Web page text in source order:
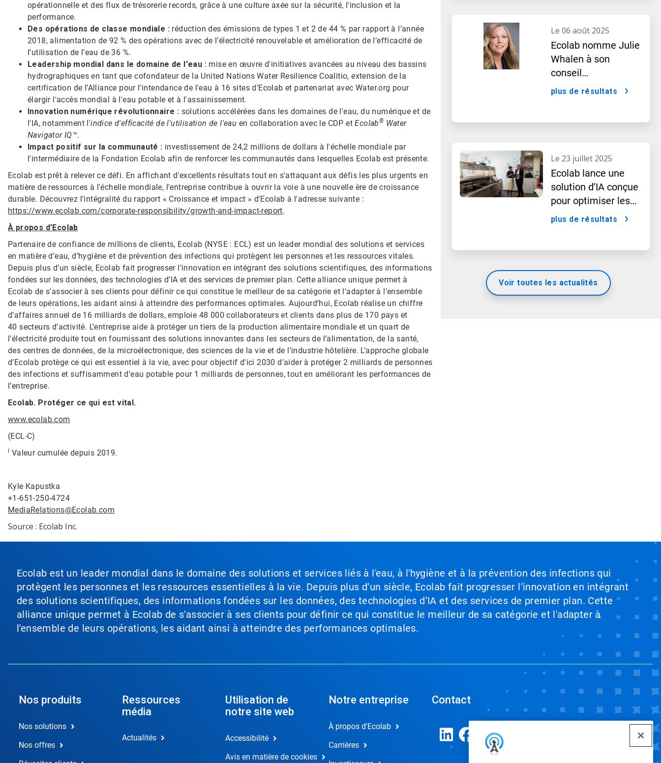
opérationnelle et des flux de trésorerie records, grâce à une culture axée sur la sécurité, l'inclusion et la
performance.
Des opérations de classe mondiale : réduction des émissions de types 1 et 2 de 44 % par rapport à l’année
2018, alimentation de 92 % des opérations avec de l’électricité renouvelable et amélioration de l’efficacité de
l’utilisation de l’eau de 36 %.
Leadership mondial dans le domaine de l'eau : mise en œuvre d'initiatives avancées au niveau des bassins
hydrographiques en tant que cofondateur de la United Nations Water Resilience Coalitio, extension de la
certification de l'Alliance pour l'intendance de l'eau à 16 sites d'Ecolab et partenariat avec Water.org pour
élargir l'accès mondial à l'eau potable et à l'assainissement.
Innovation numérique révolutionnaire : solutions accélérées dans les domaines de l'eau, du numérique et de
l'IA, notamment l'indice d'efficacité de l'utilisation de l'eau en collaboration avec le CDP etEcolab® Water
Navigator IQ™.
Impact positif sur la communauté : investissement de 24,2 millions de dollars à l'échelle mondiale par
l'intermédiaire de la Fondation Ecolab afin de renforcer les communautés dans lesquelles Ecolab est présente.
Ecolab est prêt à relever ce défi. En affichant d'excellents résultats tout en s'attaquant aux défis les plus urgents en
matière de ressources à l'échelle mondiale, l'entreprise contribue à ouvrir la voie à une nouvelle ère de croissance
durable. Découvrez l'intégralité du rapport « Croissance et impact » d'Ecolab à l'adresse suivante :
https://www.ecolab.com/corporate-responsibility/growth-and-impact-report.
À propos d'Ecolab
Partenaire de confiance de millions de clients, Ecolab (NYSE : ECL) est un leader mondial des solutions et services
en matière d’eau, d’hygiène et de prévention des infections qui protègent les personnes et les ressources vitales.
Depuis plus d’un siècle, Ecolab fait progresser l’innovation en intégrant des solutions scientifiques, des informations
fondées sur les données, des technologies d’IA et des services de premier plan. Cette alliance unique permet à
Ecolab de s'associer à ses clients pour définir ce qui constitue le meilleur de sa catégorie et l'adapter à l'ensemble
de leurs opérations, les aidant ainsi à atteindre des performances optimales. Aujourd’hui, Ecolab réalise un chiffre
d’affaires annuel de 16 milliards de dollars, emploie 48 000 collaborateurs et clients dans plus de 170 pays et
40 secteurs d’activité. L’entreprise aide à protéger un tiers de la production alimentaire mondiale et un quart de
l’électricité produite tout en fournissant des solutions innovantes dans les secteurs de l’alimentation, de la santé,
des centres de données, de la microélectronique, des sciences de la vie et de l’industrie hôtelière. L’approche globale
d’Ecolab protège ce qui est essentiel à la vie, avec pour objectif d'ici 2030 d’aider à protéger 2 milliards de personnes
des infections et suffisamment d’eau potable pour 1 milliards de personnes, tout en améliorant les performances de
l’entreprise.
Ecolab. Protéger ce qui est vital.
www.ecolab.com
(ECL-C)
i Valeur cumulée depuis 2019.
Kyle Kapustka
+1-651-250-4724
MediaRelations@Ecolab.com
Source : Ecolab Inc.
le 06 août 2025
Ecolab nomme Julie
Whalen à son
conseil
d’administration
plus de résultats
le 23 juillet 2025
Ecolab lance une
solution d’IA conçue
pour optimiser les
opérations des
clients
plus de résultats
Voir toutes les actualités
Ecolab est un leader mondial dans le domaine des solutions et services liés à l'eau, à l'hygiène et à la prévention des infections qui
protègent les personnes et les ressources essentielles à la vie. Depuis plus d’un siècle, Ecolab fait progresser l’innovation en intégrant
des solutions scientifiques, des informations fondées sur les données, des technologies d’IA et des services de premier plan. Cette
alliance unique permet à Ecolab de s'associer à ses clients pour définir ce qui constitue le meilleur de sa catégorie et l'adapter à
l'ensemble de leurs opérations, les aidant ainsi à atteindre des performances optimales.
Nos produits
Nos solutions
Nos offres
Ressources
média
Actualités
Utilisation de
notre site web
Accessibilité
Avis en matière de cookies
Notre entreprise
À propos d'Ecolab
Carrières
Contact